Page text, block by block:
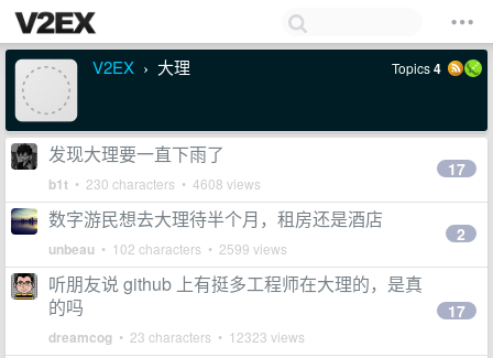
V2EX › 大理 Topics4
发现大理要一直下雨了
b1t • 230 characters • 4608 views
17
数字游民想去大理待半个月，租房还是酒店
unbeau • 102 characters • 2599 views
2
听朋友说 github 上有挺多工程师在大理的，是真
的吗
dreamcog • 23 characters • 12323 views
17